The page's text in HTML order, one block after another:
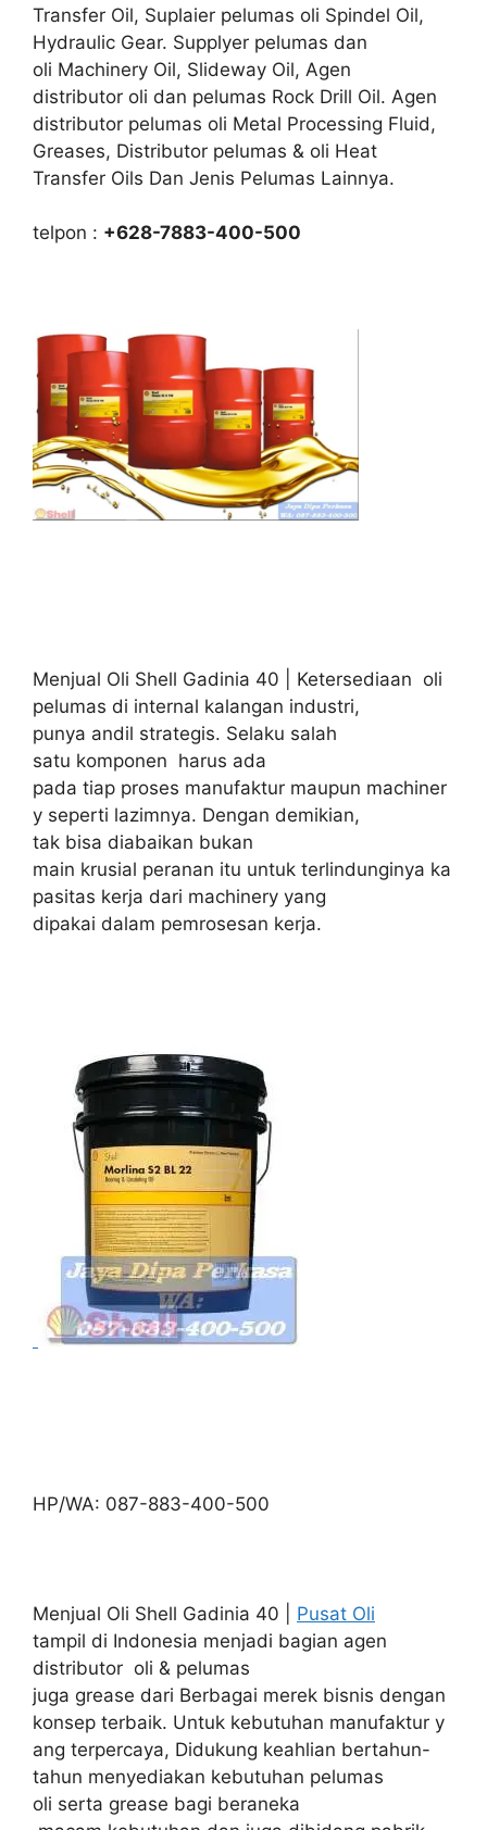
Transfer Oil, Suplaier pelumas oli Spindel Oil,
Hydraulic Gear. Supplyer pelumas dan
oli Machinery Oil, Slideway Oil, Agen
distributor oli dan pelumas Rock Drill Oil. Agen
distributor pelumas oli Metal Processing Fluid,
Greases, Distributor pelumas & oli Heat
Transfer Oils Dan Jenis Pelumas Lainnya.
telpon : +628-7883-400-500
Menjual Oli Shell Gadinia 40 | Ketersediaan oli
pelumas di internal kalangan industri,
punya andil strategis. Selaku salah
satu komponen harus ada
pada tiap proses manufaktur maupun machiner
y seperti lazimnya. Dengan demikian,
tak bisa diabaikan bukan
main krusial peranan itu untuk terlindunginya ka
pasitas kerja dari machinery yang
dipakai dalam pemrosesan kerja.
HP/WA: 087-883-400-500
Menjual Oli Shell Gadinia 40 | Pusat Oli
tampil di Indonesia menjadi bagian agen
distributor oli & pelumas
juga grease dari Berbagai merek bisnis dengan
konsep terbaik. Untuk kebutuhan manufaktur y
ang terpercaya, Didukung keahlian bertahun-
tahun menyediakan kebutuhan pelumas
oli serta grease bagi beraneka